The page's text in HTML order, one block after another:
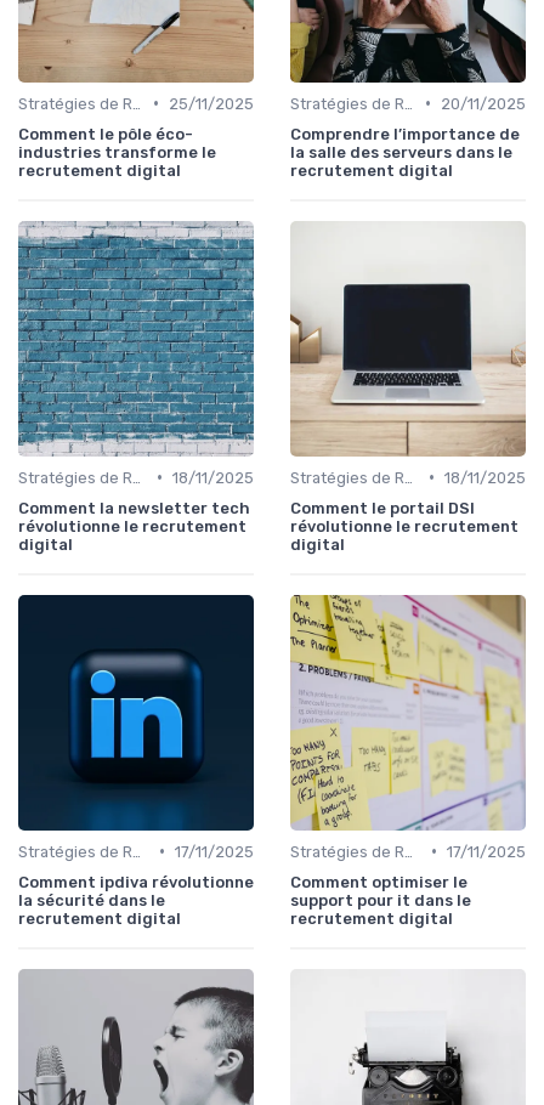
•
25/11/2025
Comment le pôle éco-
industries transforme le
recrutement digital
•
20/11/2025
Comprendre l’importance de
la salle des serveurs dans le
recrutement digital
• 18/11/2025
Comment la newsletter tech
révolutionne le recrutement
digital
• 18/11/2025
Comment le portail DSI
révolutionne le recrutement
digital
• 17/11/2025
Comment ipdiva révolutionne
la sécurité dans le
recrutement digital
• 17/11/2025
Comment optimiser le
support pour it dans le
recrutement digital